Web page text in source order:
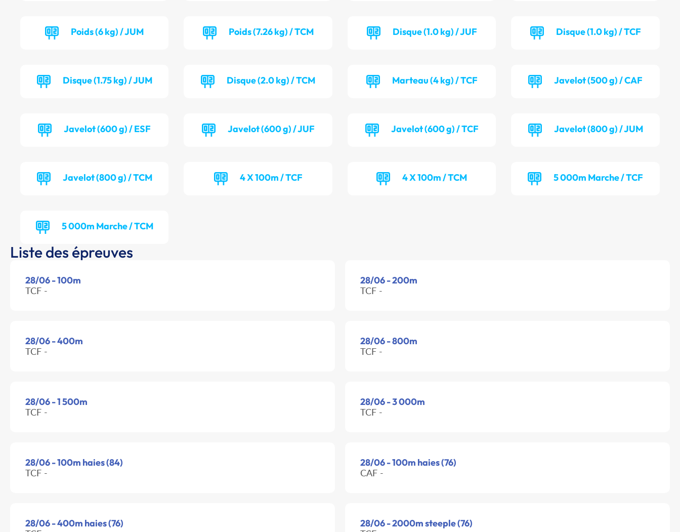
Poids (6 kg) / JUM Poids (7.26 kg) / TCM Disque (1.0 kg) / JUF Disque (1.0 kg) / TCF
Disque (1.75 kg) / JUM Disque (2.0 kg) / TCM Marteau (4 kg) / TCF Javelot (500 g) / CAF
Javelot (600 g) / ESF Javelot (600 g) / JUF Javelot (600 g) / TCF Javelot (800 g) / JUM
Javelot (800 g) / TCM 4 X 100m / TCF 4 X 100m / TCM 5 000m Marche / TCF
5 000m Marche / TCM
Liste des épreuves
28/06 - 100m
TCF -
28/06 - 200m
TCF -
28/06 - 400m
TCF -
28/06 - 800m
TCF -
28/06 - 1 500m
TCF -
28/06 - 3 000m
TCF -
28/06 - 100m haies (84)
TCF -
28/06 - 100m haies (76)
CAF -
28/06 - 400m haies (76) 28/06 - 2000m steeple (76)